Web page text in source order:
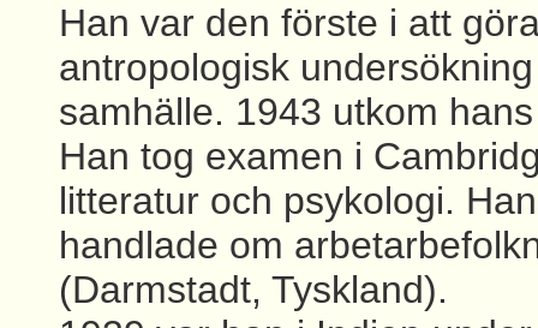
Han var den förste i att
antropologisk
samhälle. 1943 utkom
Han tog examen i
litteratur och psykologi.
handlade om
(Darmstadt, Tyskland).